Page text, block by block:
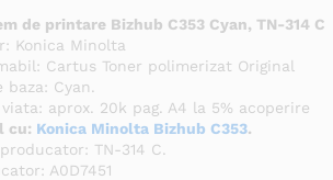
de printare Bizhub C353 Cyan, TN-314 C
Konica Minolta
Cartus Toner polimerizat Original
Cyan.
aprox. 20k pag. A4 la 5% acoperire
cu: Konica Minolta Bizhub C353.
TN-314 C.
A0D7451